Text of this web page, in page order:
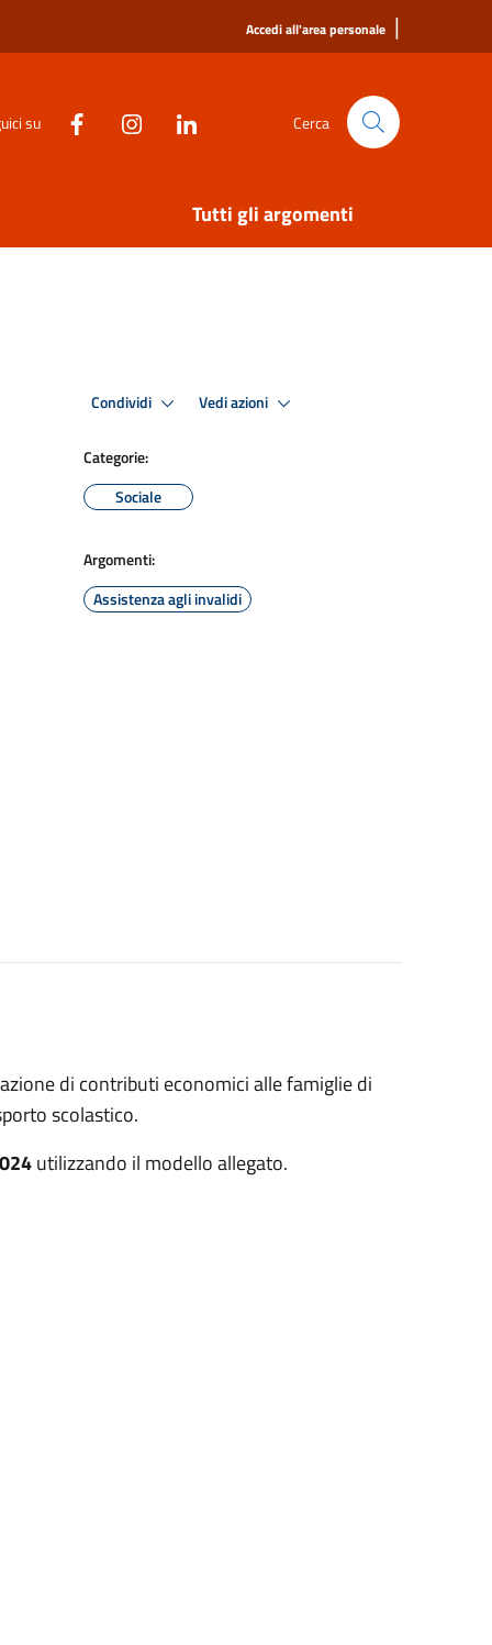
Accedi all'area personale |
su Cerca
Tutti gli argomenti
Condividi Vedi azioni
Categorie:
Sociale
Argomenti:
Assistenza agli invalidi
di contributi economici alle famiglie di
scolastico.
utilizzando il modello allegato.